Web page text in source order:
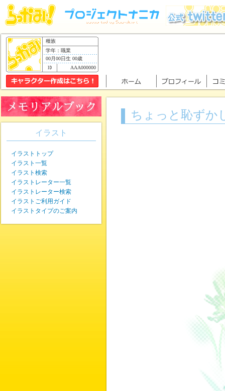
種族
学年：職業
00月00日生 00歳
AAA000000
ちょっと恥ずか
イラスト
イラストトップ
イラスト一覧
イラスト検索
イラストレーター一覧
イラストレーター検索
イラストご利用ガイド
イラストタイプのご案内